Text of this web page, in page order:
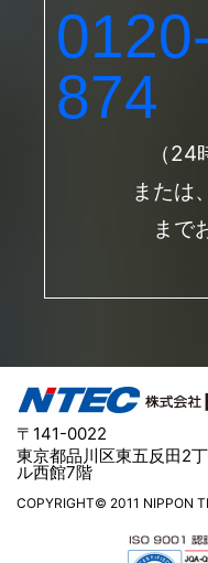
874
（24
または、
まで
〒141-0022
東京都品川区東五反田2
ル西館7階
COPYRIGHT© 2011 NIPPON